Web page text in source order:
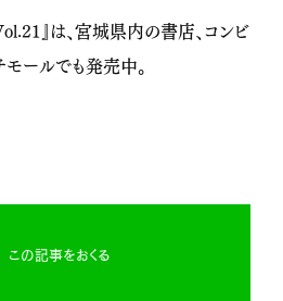
』は、宮城県内の書店、コンビ
モールでも発売中。
この記事をおくる